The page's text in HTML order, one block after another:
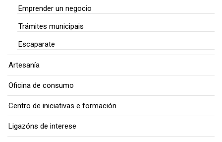
Emprender un negocio
Trámites municipais
Escaparate
Artesanía
Oficina de consumo
Centro de iniciativas e formación
Ligazóns de interese